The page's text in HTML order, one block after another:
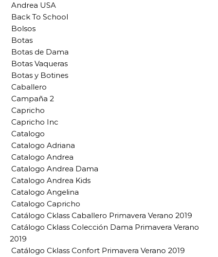
Andrea USA
Back To School
Bolsos
Botas
Botas de Dama
Botas Vaqueras
Botas y Botines
Caballero
Campaña 2
Capricho
Capricho Inc
Catalogo
Catalogo Adriana
Catalogo Andrea
Catalogo Andrea Dama
Catalogo Andrea Kids
Catalogo Angelina
Catalogo Capricho
Catálogo Cklass Caballero Primavera Verano 2019
Catálogo Cklass Colección Dama Primavera Verano
2019
Catálogo Cklass Confort Primavera Verano 2019